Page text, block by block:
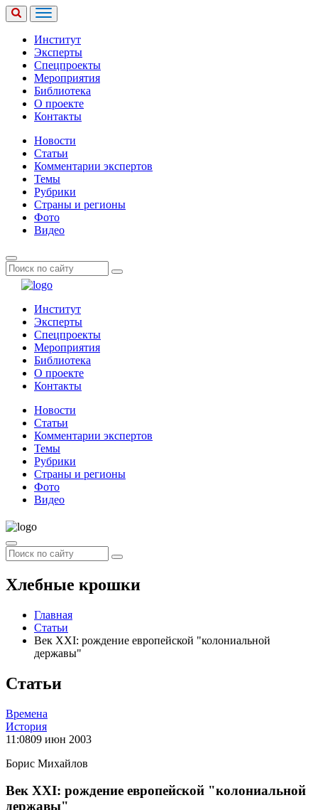
Институт
Эксперты
Спецпроекты
Мероприятия
Библиотека
О проекте
Контакты
Новости
Статьи
Комментарии экспертов
Темы
Рубрики
Страны и регионы
Фото
Видео
Институт
Эксперты
Спецпроекты
Мероприятия
Библиотека
О проекте
Контакты
Новости
Статьи
Комментарии экспертов
Темы
Рубрики
Страны и регионы
Фото
Видео
Хлебные крошки
Главная
Статьи
Век ХХI: рождение европейской "колониальной
державы"
Статьи
Времена
История
11:0809 июн 2003
Борис Михайлов
Век ХХI: рождение европейской "колониальной
державы"